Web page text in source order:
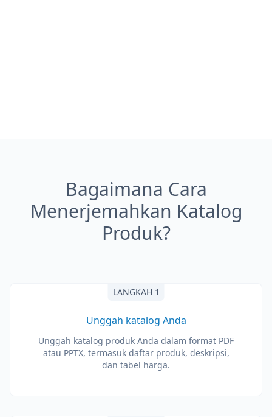
Bagaimana Cara
Menerjemahkan Katalog
Produk?
LANGKAH 1
Unggah katalog Anda
Unggah katalog produk Anda dalam format PDF
atau PPTX, termasuk daftar produk, deskripsi,
dan tabel harga.